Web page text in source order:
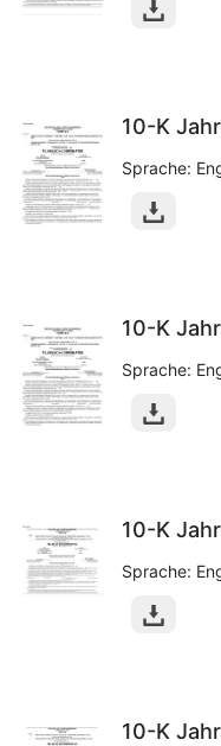
10-K
Sprache:
10-K
Sprache:
10-K
Sprache:
10-K